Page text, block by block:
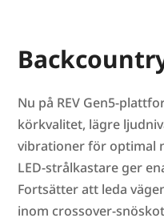
Nu på REV Gen5-
körkvalitet, lägre
vibrationer för optimal
LED-strålkastare ger
Fortsätter att leda
inom crossover-